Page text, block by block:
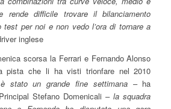
rende difficile trovare il bilanciamento
per noi e non vedo l’ora di tornare a
inglese
scorsa la Ferrari e Fernando Alonso
pista che li ha visti trionfare nel 2010
stato un grande fine settimana– ha
Stefano Domenicali –la squadra